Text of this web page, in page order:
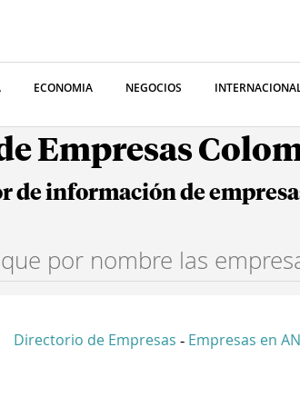
ECONOMIA NEGOCIOS
Empresas
de información de
Directorio de Empresas - Empresas en